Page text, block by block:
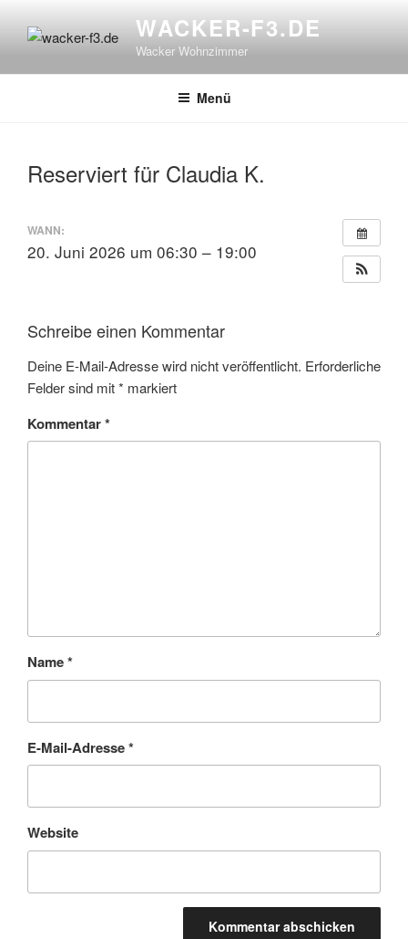
Inhalt
WACKER-F3.DE
Wacker Wohnzimmer
Menü
Reserviert für Claudia K.
WANN:
20. Juni 2026 um 06:30 – 19:00
Schreibe einen Kommentar
Deine E-Mail-Adresse wird nicht veröffentlicht. Erforderliche
Felder sind mit* markiert
Kommentar*
Name*
E-Mail-Adresse*
Website